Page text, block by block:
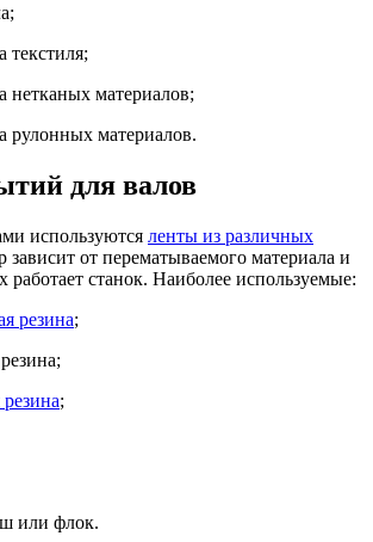
текстиля;
нетканых материалов;
рулонных материалов.
для валов
используются ленты из различных
зависит от перематываемого материала и
работает станок. Наиболее используемые:
резина;
;
или флок.